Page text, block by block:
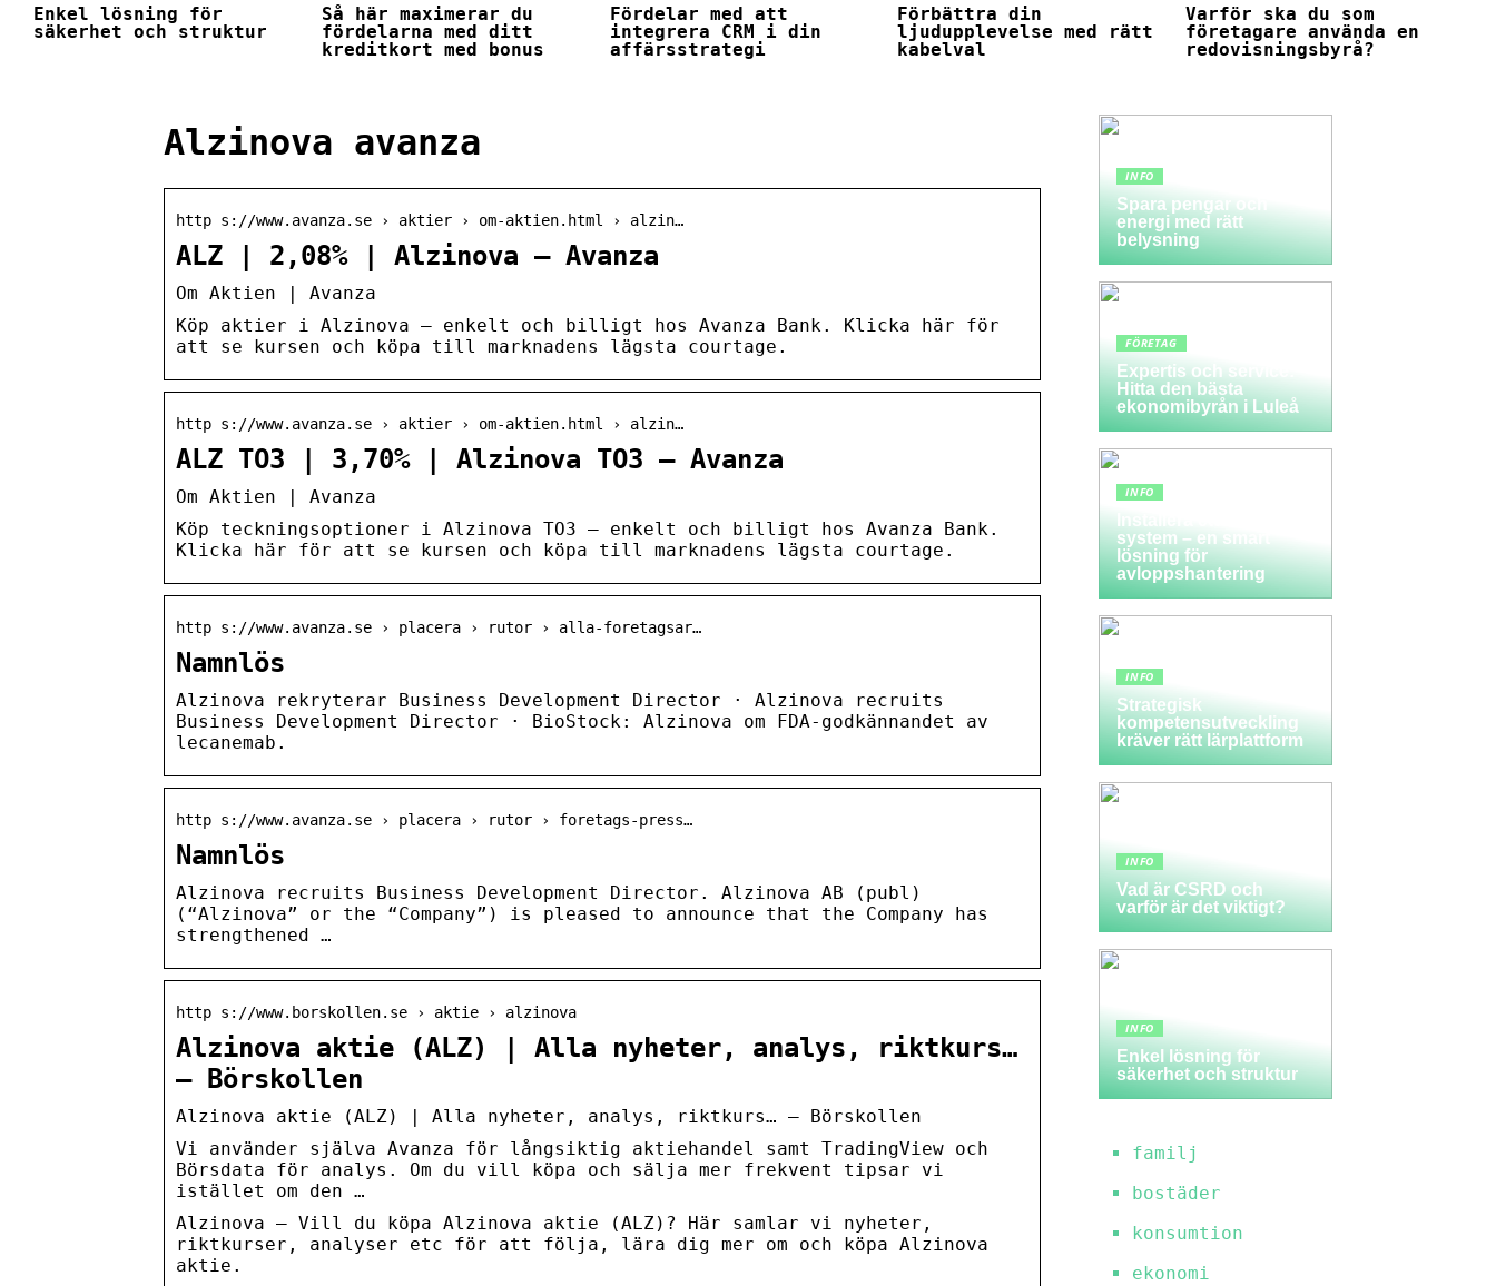
Enkel lösning för
säkerhet och struktur
Så här maximerar du
fördelarna med ditt
kreditkort med bonus
Fördelar med att
integrera CRM i din
affärsstrategi
Förbättra din
ljudupplevelse med rätt
kabelval
Varför ska du som
företagare använda en
redovisningsbyrå?
Alzinova avanza
http s://www.avanza.se › aktier › om-aktien.html › alzin…
ALZ | 2,08% | Alzinova – Avanza
Om Aktien | Avanza
Köp aktier i Alzinova – enkelt och billigt hos Avanza Bank. Klicka här för
att se kursen och köpa till marknadens lägsta courtage.
http s://www.avanza.se › aktier › om-aktien.html › alzin…
ALZ TO3 | 3,70% | Alzinova TO3 – Avanza
Om Aktien | Avanza
Köp teckningsoptioner i Alzinova TO3 – enkelt och billigt hos Avanza Bank.
Klicka här för att se kursen och köpa till marknadens lägsta courtage.
http s://www.avanza.se › placera › rutor › alla-foretagsar…
Namnlös
Alzinova rekryterar Business Development Director · Alzinova recruits
Business Development Director · BioStock: Alzinova om FDA-godkännandet av
lecanemab.
http s://www.avanza.se › placera › rutor › foretags-press…
Namnlös
Alzinova recruits Business Development Director. Alzinova AB (publ)
(“Alzinova” or the “Company”) is pleased to announce that the Company has
strengthened …
http s://www.borskollen.se › aktie › alzinova
Alzinova aktie (ALZ) | Alla nyheter, analys, riktkurs…
– Börskollen
Alzinova aktie (ALZ) | Alla nyheter, analys, riktkurs… – Börskollen
Vi använder själva Avanza för långsiktig aktiehandel samt TradingView och
Börsdata för analys. Om du vill köpa och sälja mer frekvent tipsar vi
istället om den …
Alzinova – Vill du köpa Alzinova aktie (ALZ)? Här samlar vi nyheter,
riktkurser, analyser etc för att följa, lära dig mer om och köpa Alzinova
aktie.
INFO
Spara pengar och
energi med rätt
belysning
FÖRETAG
Expertis och service:
Hitta den bästa
ekonomibyrån i Luleå
INFO
Installera ett LTA-
system – en smart
lösning för
avloppshantering
INFO
Strategisk
kompetensutveckling
kräver rätt lärplattform
INFO
Vad är CSRD och
varför är det viktigt?
INFO
Enkel lösning för
säkerhet och struktur
familj
bostäder
konsumtion
ekonomi